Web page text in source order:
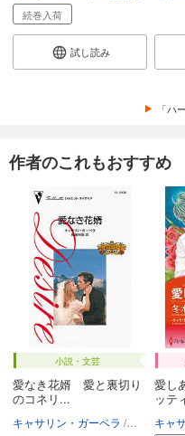
続巻入荷
試し読み
「ハ
作者のこれもおすすめ
小説・文芸
愛なき花婿 愛と裏切り
のコネリ...
キャサリン・ガーベラ 佐藤利恵
愛し
ッテ
キャ